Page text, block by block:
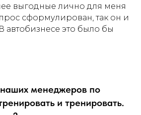
выгодные лично для меня
сформулирован, так он и
автобизнесе это было бы
менеджеров по
и тренировать.